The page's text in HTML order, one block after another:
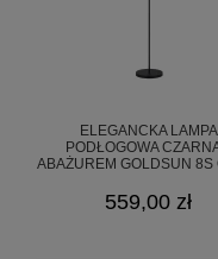
ELEGANCKA LAMPA
PODŁOGOWA
ABAŻUREM GOLDSUN 8S
559,00 zł